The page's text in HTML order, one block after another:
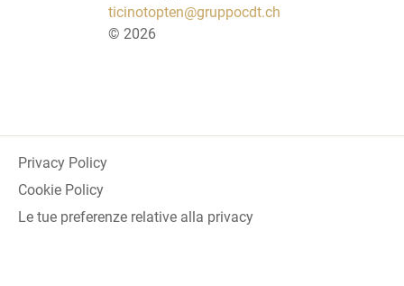
ticinotopten@gruppocdt.ch
© 2026
Privacy Policy
Cookie Policy
Le tue preferenze relative alla privacy